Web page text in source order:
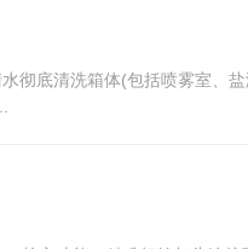
彻底清洗箱体(包括喷雾室、